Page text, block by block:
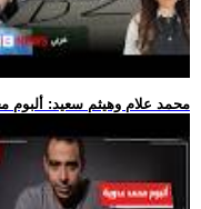
.. محمد علام وهيثم سعيد: ألبوم